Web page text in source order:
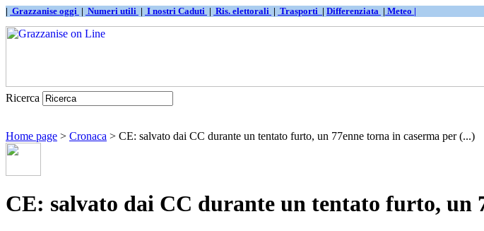
| Grazzanise oggi | Numeri utili | I nostri Caduti | Ris. elettorali | Trasporti | Differenziata | Meteo |
Ricerca
Home page > Cronaca > CE: salvato dai CC durante un tentato furto, un 77enne torna in caserma per (...)
CE: salvato dai CC durante un tentato furto, un